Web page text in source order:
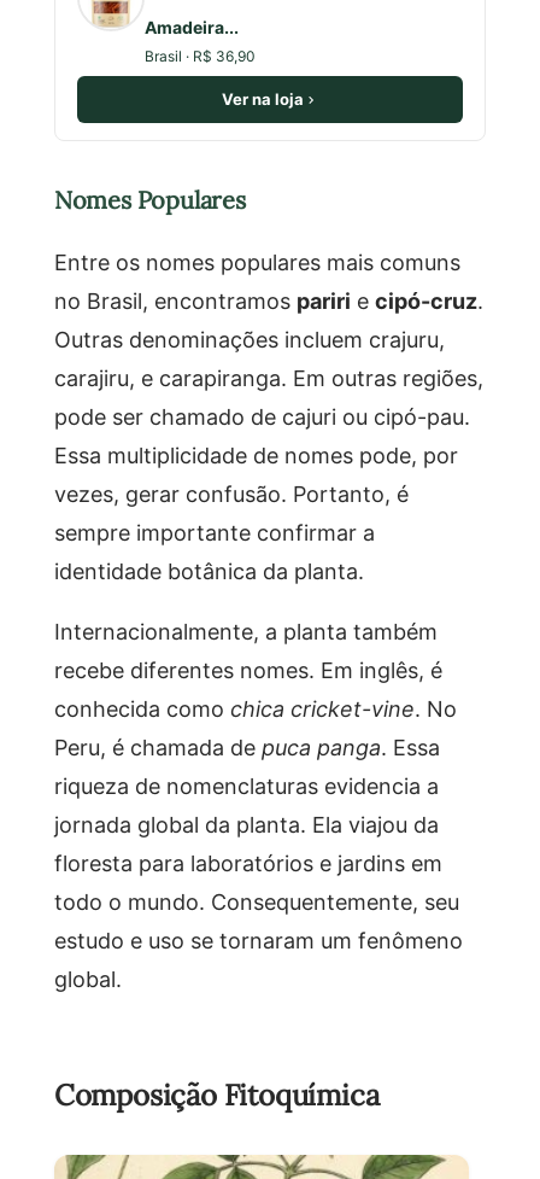
Amadeira...
Brasil · R$ 36,90
Ver na loja
Nomes Populares
Entre os nomes populares mais comuns
no Brasil, encontramos pariri e cipó-cruz.
Outras denominações incluem crajuru,
carajiru, e carapiranga. Em outras regiões,
pode ser chamado de cajuri ou cipó-pau.
Essa multiplicidade de nomes pode, por
vezes, gerar confusão. Portanto, é
sempre importante confirmar a
identidade botânica da planta.
Internacionalmente, a planta também
recebe diferentes nomes. Em inglês, é
conhecida como chica cricket-vine. No
Peru, é chamada de puca panga. Essa
riqueza de nomenclaturas evidencia a
jornada global da planta. Ela viajou da
floresta para laboratórios e jardins em
todo o mundo. Consequentemente, seu
estudo e uso se tornaram um fenômeno
global.
Composição Fitoquímica